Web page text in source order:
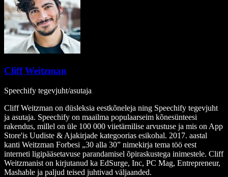
Cliff Weitzman
Speechify tegevjuht/asutaja
Cliff Weitzman on düsleksia eestkõneleja ning Speechify tegevjuht
ja asutaja. Speechify on maailma populaarseim kõnesünteesi
rakendus, millel on üle 100 000 viietärnilise arvustuse ja mis on App
Store'is Uudiste & Ajakirjade kategoorias esikohal. 2017. aastal
kanti Weitzman Forbesi „30 alla 30” nimekirja tema töö eest
interneti ligipääsetavuse parandamisel õpiraskustega inimestele. Cliff
Weitzmanist on kirjutanud ka EdSurge, Inc, PC Mag, Entrepreneur,
Mashable ja paljud teised juhtivad väljaanded.